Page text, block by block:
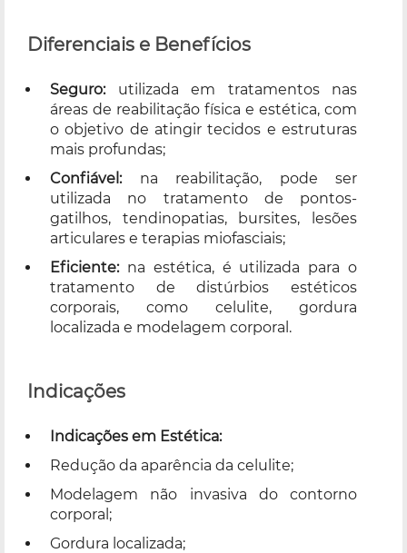
Diferenciais e Benefícios
Seguro: utilizada em tratamentos nas
áreas de reabilitação física e estética, com
o objetivo de atingir tecidos e estruturas
mais profundas;
Confiável:na reabilitação, pode ser
utilizada no tratamento de pontos-
gatilhos, tendinopatias, bursites, lesões
articulares e terapias miofasciais;
Eficiente:na estética, é utilizada para o
tratamento de distúrbios estéticos
corporais, como celulite, gordura
localizada e modelagem corporal.
Indicações
Indicações em Estética:
Redução da aparência da celulite;
Modelagem não invasiva do contorno
corporal;
Gordura localizada;